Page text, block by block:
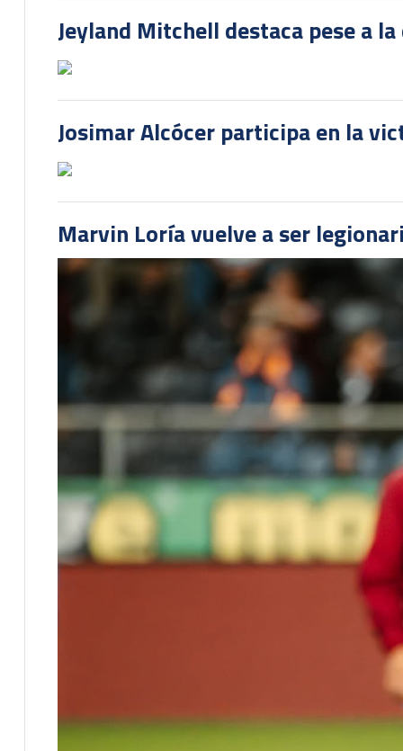
Jeyland Mitchell destaca pese a
Josimar Alcócer participa en la
Marvin Loría vuelve a ser